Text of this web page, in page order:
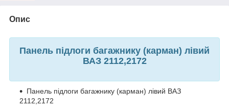
Опис
Панель підлоги багажнику (карман) лівий
ВАЗ 2112,2172
Панель підлоги багажнику (карман) лівий ВАЗ
2112,2172